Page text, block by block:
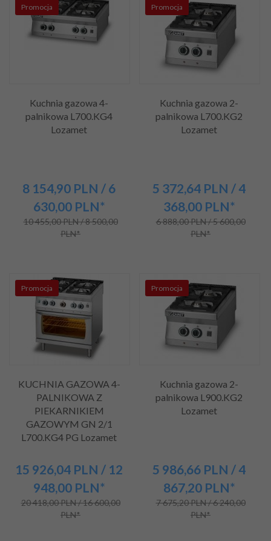
Promocja
Kuchnia gazowa 4-
palnikowa L700.KG4
Lozamet
8 154,90 PLN / 6
630,00 PLN*
10 455,00 PLN / 8 500,00
PLN*
Promocja
Kuchnia gazowa 2-
palnikowa L700.KG2
Lozamet
5 372,64 PLN / 4
368,00 PLN*
6 888,00 PLN / 5 600,00
PLN*
Promocja
KUCHNIA GAZOWA 4-
PALNIKOWA Z
PIEKARNIKIEM
GAZOWYM GN 2/1
L700.KG4 PG Lozamet
15 926,04 PLN / 12
948,00 PLN*
20 418,00 PLN / 16 600,00
PLN*
Promocja
Kuchnia gazowa 2-
palnikowa L900.KG2
Lozamet
5 986,66 PLN / 4
867,20 PLN*
7 675,20 PLN / 6 240,00
PLN*